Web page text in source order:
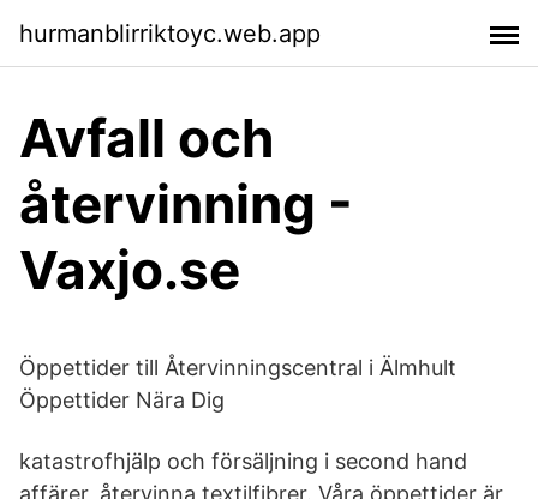
hurmanblirriktoyc.web.app
Avfall och
återvinning -
Vaxjo.se
Öppettider till Återvinningscentral i Älmhult
Öppettider Nära Dig
katastrofhjälp och försäljning i second hand
affärer, återvinna textilfibrer. Våra öppettider är